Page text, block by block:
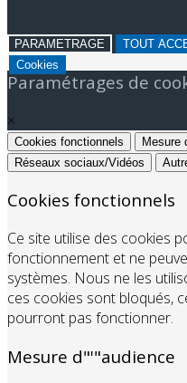
PARAMETRAGE TOUT
Cookies
Paramétrages de
×
Cookies fonctionnels
Mesure
Réseaux sociaux/Vidéos
Cookies fonctionnels
Ce site utilise des cookies
fonctionnement et ne
systèmes. Nous ne les
ces cookies sont bloqués,
pourront pas fonctionner.
Mesure d"'"audience